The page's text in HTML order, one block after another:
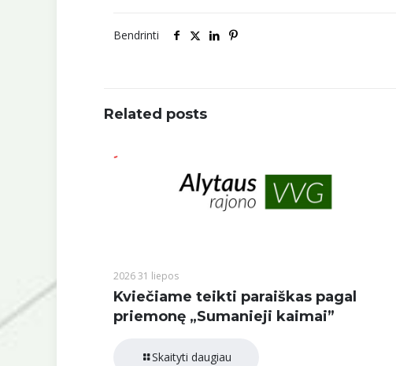
Bendrinti
Related posts
2026 31 liepos
Kviečiame teikti paraiškas pagal
priemonę „Sumanieji kaimai”
Skaityti daugiau